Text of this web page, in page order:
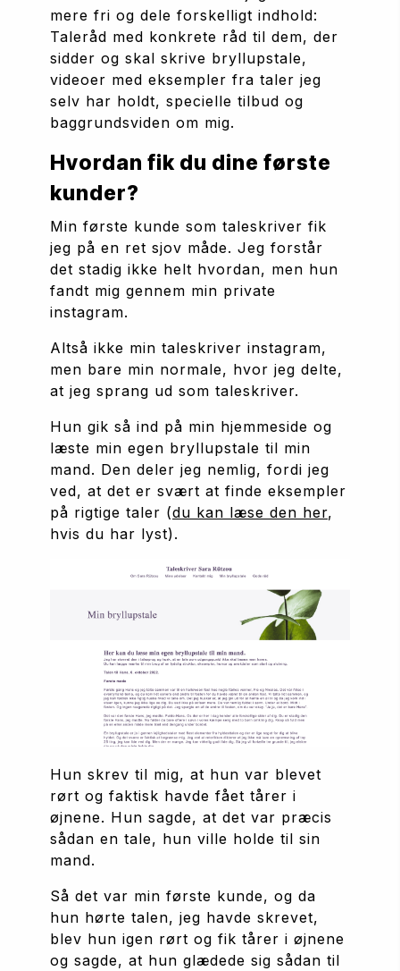
mere fri og dele forskelligt indhold:
Taleråd med konkrete råd til dem, der
sidder og skal skrive bryllupstale,
videoer med eksempler fra taler jeg
selv har holdt, specielle tilbud og
baggrundsviden om mig.
Hvordan fik du dine første
kunder?
Min første kunde som taleskriver fik
jeg på en ret sjov måde. Jeg forstår
det stadig ikke helt hvordan, men hun
fandt mig gennem min private
instagram.
Altså ikke min taleskriver instagram,
men bare min normale, hvor jeg delte,
at jeg sprang ud som taleskriver.
Hun gik så ind på min hjemmeside og
læste min egen bryllupstale til min
mand. Den deler jeg nemlig, fordi jeg
ved, at det er svært at finde eksempler
på rigtige taler (du kan læse den her,
hvis du har lyst).
Hun skrev til mig, at hun var blevet
rørt og faktisk havde fået tårer i
øjnene. Hun sagde, at det var præcis
sådan en tale, hun ville holde til sin
mand.
Så det var min første kunde, og da
hun hørte talen, jeg havde skrevet,
blev hun igen rørt og fik tårer i øjnene
og sagde, at hun glædede sig sådan til